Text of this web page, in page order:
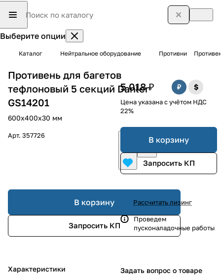
Выберите опции
Каталог Нейтральное оборудование Противни
Противень для багетов
тефлоновый 5 секций Danler
GS14201
600х400х30 мм
Арт. 357726
В корзину
Запросить КП
Характеристики
5 018 ₽
Цена указана с учётом НДС
22%
В корзину
Запросить КП
Рассчитать лизинг
Проведем
пусконаладочные работы
Задать вопрос о товаре